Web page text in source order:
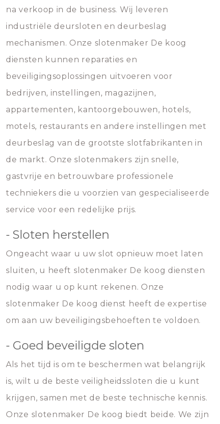
na verkoop in de business. Wij leveren
industriële deursloten en deurbeslag
mechanismen. Onze slotenmaker De koog
diensten kunnen reparaties en
beveiligingsoplossingen uitvoeren voor
bedrijven, instellingen, magazijnen,
appartementen, kantoorgebouwen, hotels,
motels, restaurants en andere instellingen met
deurbeslag van de grootste slotfabrikanten in
de markt. Onze slotenmakers zijn snelle,
gastvrije en betrouwbare professionele
techniekers die u voorzien van gespecialiseerde
service voor een redelijke prijs.
- Sloten herstellen
Ongeacht waar u uw slot opnieuw moet laten
sluiten, u heeft slotenmaker De koog diensten
nodig waar u op kunt rekenen. Onze
slotenmaker De koog dienst heeft de expertise
om aan uw beveiligingsbehoeften te voldoen.
- Goed beveiligde sloten
Als het tijd is om te beschermen wat belangrijk
is, wilt u de beste veiligheidssloten die u kunt
krijgen, samen met de beste technische kennis.
Onze slotenmaker De koog biedt beide. We zijn